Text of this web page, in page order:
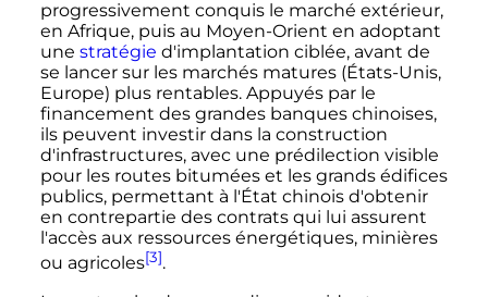
progressivement conquis le marché extérieur,
en Afrique, puis au Moyen-Orient en adoptant
une stratégie d'implantation ciblée, avant de
se lancer sur les marchés matures (États-Unis,
Europe) plus rentables. Appuyés par le
financement des grandes banques chinoises,
ils peuvent investir dans la construction
d'infrastructures, avec une prédilection visible
pour les routes bitumées et les grands édifices
publics, permettant à l'État chinois d'obtenir
en contrepartie des contrats qui lui assurent
l'accès aux ressources énergétiques, minières
ou agricoles[3].